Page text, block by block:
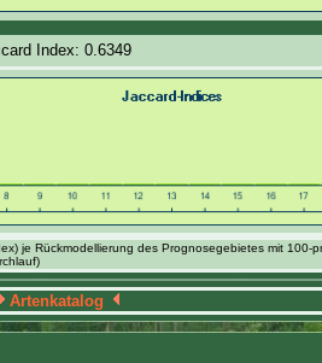
Index: 0.6349
je Rückmodellierung des Prognosegebietes mit 100-
Artenkatalog